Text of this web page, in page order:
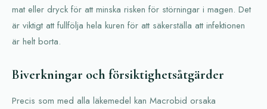
mat eller dryck för att minska risken för störningar i magen. Det
är viktigt att fullfölja hela kuren för att säkerställa att infektionen
är helt borta.
Biverkningar och försiktighetsåtgärder
Precis som med alla läkemedel kan Macrobid orsaka